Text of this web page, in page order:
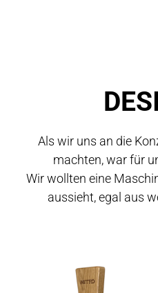
Als wir uns an die
machten, war für
Wir wollten eine
aussieht, egal aus